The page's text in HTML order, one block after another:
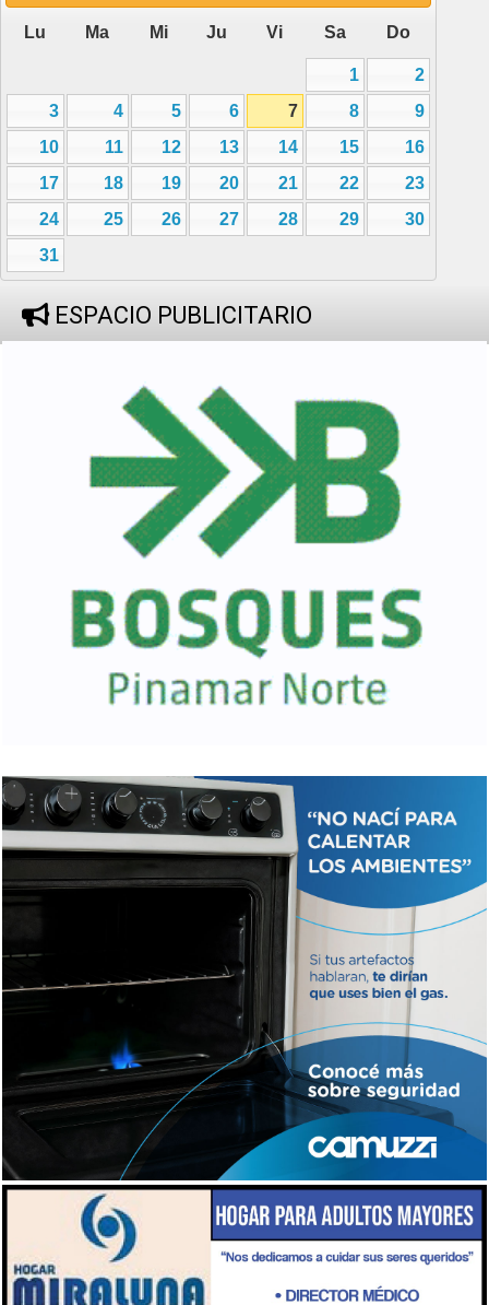
Lu Ma Mi Ju Vi Sa Do
1
2
3
4 5 6 7 8
9
10
11 12 13 14 15
16
17
18 19 20 21 22
23
24
25 26 27 28 29
30
31
ESPACIO PUBLICITARIO